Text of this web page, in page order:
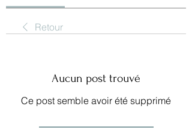
Retour
Aucun post trouvé
Ce post semble avoir été supprimé